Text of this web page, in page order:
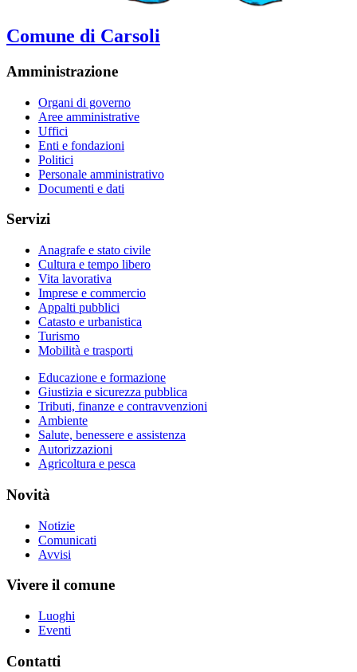
Comune di Carsoli
Amministrazione
Organi di governo
Aree amministrative
Uffici
Enti e fondazioni
Politici
Personale amministrativo
Documenti e dati
Servizi
Anagrafe e stato civile
Cultura e tempo libero
Vita lavorativa
Imprese e commercio
Appalti pubblici
Catasto e urbanistica
Turismo
Mobilità e trasporti
Educazione e formazione
Giustizia e sicurezza pubblica
Tributi, finanze e contravvenzioni
Ambiente
Salute, benessere e assistenza
Autorizzazioni
Agricoltura e pesca
Novità
Notizie
Comunicati
Avvisi
Vivere il comune
Luoghi
Eventi
Contatti